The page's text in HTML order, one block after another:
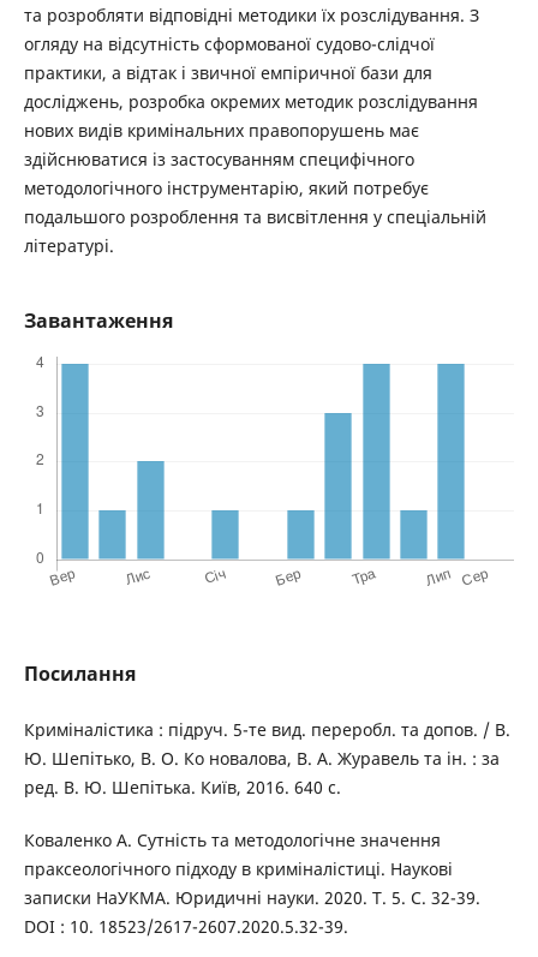
та розробляти відповідні методики їх розслідування. З
огляду на відсутність сформованої судово-слідчої
практики, а відтак і звичної емпіричної бази для
досліджень, розробка окремих методик розслідування
нових видів кримінальних правопорушень має
здійснюватися із застосуванням специфічного
методологічного інструментарію, який потребує
подальшого розроблення та висвітлення у спеціальній
літературі.
Завантаження
Посилання
Криміналістика : підруч. 5-те вид. переробл. та допов. / В.
Ю. Шепітько, В. О. Ко новалова, В. А. Журавель та ін. : за
ред. В. Ю. Шепітька. Київ, 2016. 640 с.
Коваленко А. Сутність та методологічне значення
праксеологічного підходу в криміналістиці. Наукові
записки НаУКМА. Юридичні науки. 2020. T. 5. С. 32-39.
DOI : 10. 18523/2617-2607.2020.5.32-39.